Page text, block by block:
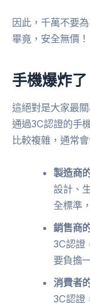
因此，千萬不要
畢竟，安全無價！
手機爆炸
這絕對是大家最
通過3C認證的手
比較複雜，通常
製造商
設計、
全標準
銷售商
3C認證
要負擔
消費者
3C認證